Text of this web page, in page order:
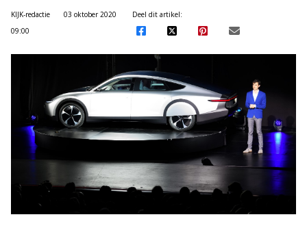
KIJK-redactie
03 oktober 2020
09:00
Deel dit artikel: